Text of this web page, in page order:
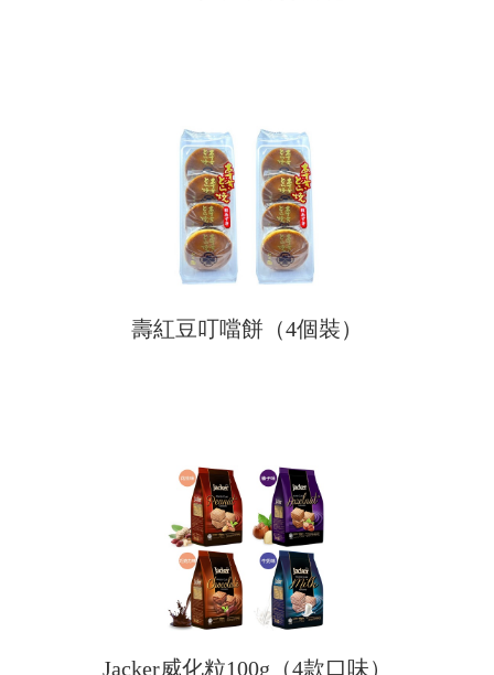
壽紅豆叮噹餅（4個裝）
Jacker威化粒100g（4款口味）